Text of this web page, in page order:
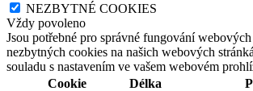
NEZBYTNÉ COOKIES
Vždy povoleno
Jsou potřebné pro správné fungování
nezbytných cookies na našich webových
souladu s nastavením ve vašem webovém
Cookie
Délka